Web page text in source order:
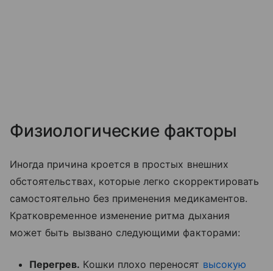
Физиологические факторы
Иногда причина кроется в простых внешних
обстоятельствах, которые легко скорректировать
самостоятельно без применения медикаментов.
Кратковременное изменение ритма дыхания
может быть вызвано следующими факторами:
Перегрев. Кошки плохо переносят высокую